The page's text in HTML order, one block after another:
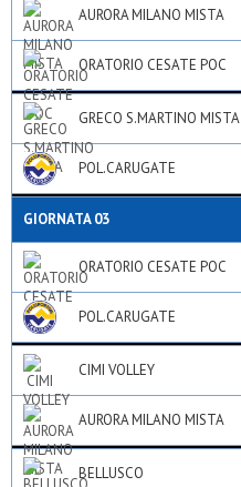
AURORA MILANO MISTA
ORATORIO CESATE POC
GRECO S.MARTINO MISTA
POL.CARUGATE
GIORNATA 03
ORATORIO CESATE POC
POL.CARUGATE
CIMI VOLLEY
AURORA MILANO MISTA
BELLUSCO